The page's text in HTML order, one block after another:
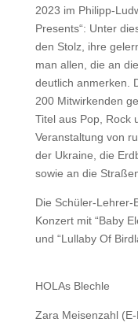
2023 im Philipp-
Presents“: Unter
den Stolz, ihre
man allen, die an
deutlich anmerken.
200 Mitwirkenden
Titel aus Pop, Rock
Veranstaltung von
der Ukraine, die
sowie an die
Die Schüler-Lehrer-
Konzert mit “Baby
und “Lullaby Of
HOLAs Blechle
Zara Meisenzahl